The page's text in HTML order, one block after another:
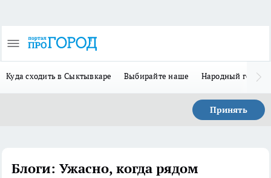
Куда сходить в Сыктывкаре Выбирайте наше Народный герой
Принять
Блоги: Ужасно, когда рядом